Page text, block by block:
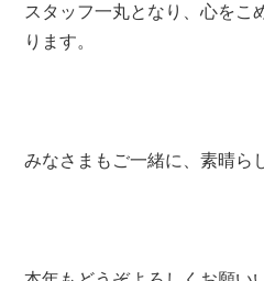
スタッフ一丸となり、心をこ
ります。
みなさまもご一緒に、素晴ら